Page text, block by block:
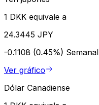
1 DKK equivale a
24.3445 JPY
-0.1108 (0.45%) Semanal
Ver gráfico
Dólar Canadiense